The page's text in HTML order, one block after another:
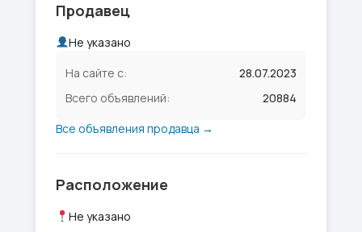
Продавец
Не указано
На сайте с:
28.07.2023
Всего объявлений:
20884
Все объявления продавца →
Расположение
Не указано